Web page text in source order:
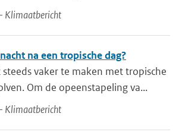
Klimaatbericht
na een tropische dag?
vaker te maken met tropische
Om de opeenstapeling va...
Klimaatbericht